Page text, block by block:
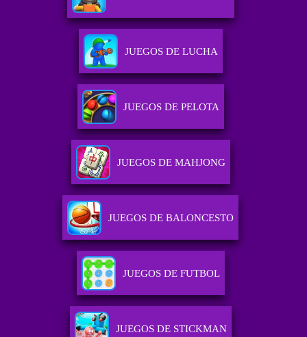
JUEGOS DE LUCHA
JUEGOS DE PELOTA
JUEGOS DE MAHJONG
JUEGOS DE BALONCESTO
JUEGOS DE FUTBOL
JUEGOS DE STICKMAN